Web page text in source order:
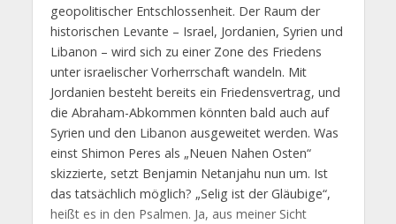
geopolitischer Entschlossenheit. Der Raum der
historischen Levante – Israel, Jordanien, Syrien und
Libanon – wird sich zu einer Zone des Friedens
unter israelischer Vorherrschaft wandeln. Mit
Jordanien besteht bereits ein Friedensvertrag, und
die Abraham-Abkommen könnten bald auch auf
Syrien und den Libanon ausgeweitet werden. Was
einst Shimon Peres als „Neuen Nahen Osten“
skizzierte, setzt Benjamin Netanjahu nun um. Ist
das tatsächlich möglich? „Selig ist der Gläubige“,
heißt es in den Psalmen. Ja, aus meiner Sicht